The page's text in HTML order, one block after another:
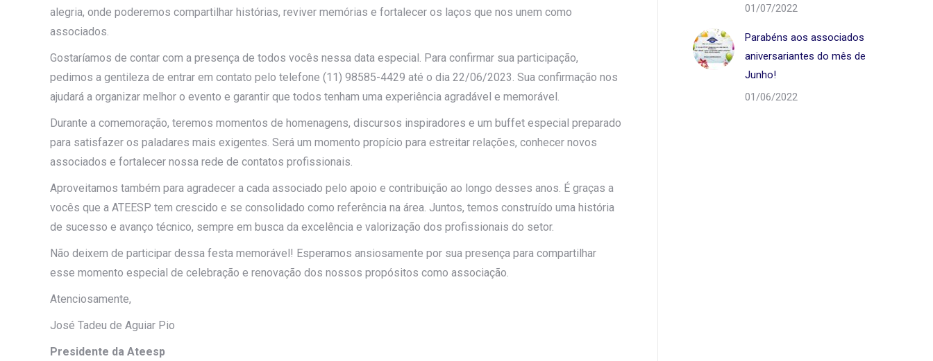
alegria, onde poderemos compartilhar histórias, reviver memórias e fortalecer os laços que nos unem como
associados.
Gostaríamos de contar com a presença de todos vocês nessa data especial. Para confirmar sua participação,
pedimos a gentileza de entrar em contato pelo telefone (11) 98585-4429 até o dia 22/06/2023. Sua confirmação nos
ajudará a organizar melhor o evento e garantir que todos tenham uma experiência agradável e memorável.
Durante a comemoração, teremos momentos de homenagens, discursos inspiradores e um buffet especial preparado
para satisfazer os paladares mais exigentes. Será um momento propício para estreitar relações, conhecer novos
associados e fortalecer nossa rede de contatos profissionais.
Aproveitamos também para agradecer a cada associado pelo apoio e contribuição ao longo desses anos. É graças a
vocês que a ATEESP tem crescido e se consolidado como referência na área. Juntos, temos construído uma história
de sucesso e avanço técnico, sempre em busca da excelência e valorização dos profissionais do setor.
Não deixem de participar dessa festa memorável! Esperamos ansiosamente por sua presença para compartilhar
esse momento especial de celebração e renovação dos nossos propósitos como associação.
Atenciosamente,
José Tadeu de Aguiar Pio
Presidente da Ateesp
01/07/2022
Parabéns aos associados
aniversariantes do mês de
Junho!
01/06/2022